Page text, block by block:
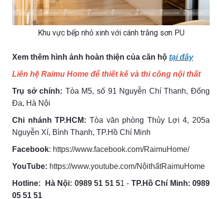
Khu vực bếp nhỏ xinh với cánh trắng sơn PU
Xem thêm hình ảnh hoàn thiện của căn hộ tại đây
Liên hệ Raimu Home để thiết kế và thi công nội thất
Trụ sở chính: Tòa M5, số 91 Nguyễn Chí Thanh, Đống
Đa, Hà Nội
Chi nhánh TP.HCM: Tòa văn phòng Thủy Lợi 4, 205a
Nguyễn Xí, Bình Thạnh, TP.Hồ Chí Minh
Facebook: https://www.facebook.com/RaimuHome/
YouTube: https://www.youtube.com/NộithấtRaimuHome
Hotline: Hà Nội: 0989 51 51 51 - TP.Hồ Chí Minh: 0989
05 51 51